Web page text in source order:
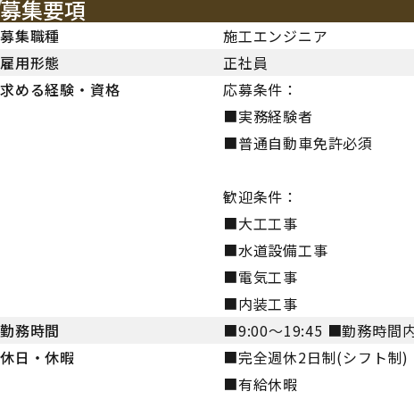
募集要項
募集職種
施工エンジニア
雇用形態
正社員
求める経験・資格
応募条件：
■実務経験者
■普通自動車免許必須
歓迎条件：
■大工工事
■水道設備工事
■電気工事
■内装工事
勤務時間
■9:00～19:45 ■勤務時間
休日・休暇
■完全週休2日制(シフト制)
■有給休暇